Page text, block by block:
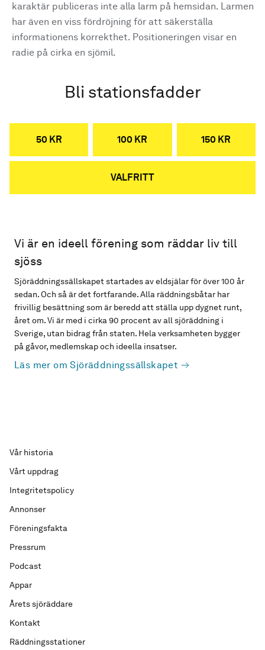
karaktär publiceras inte alla larm på hemsidan. Larmen
har även en viss fördröjning för att säkerställa
informationens korrekthet. Positioneringen visar en
radie på cirka en sjömil.
Bli stationsfadder
50 KR 100 KR 150 KR
VALFRITT
Vi är en ideell förening som räddar liv till
sjöss
Sjöräddningssällskapet startades av eldsjälar för över 100 år
sedan. Och så är det fortfarande. Alla räddningsbåtar har
frivillig besättning som är beredd att ställa upp dygnet runt,
året om. Vi är med i cirka 90 procent av all sjöräddning i
Sverige, utan bidrag från staten. Hela verksamheten bygger
på gåvor, medlemskap och ideella insatser.
Läs mer om Sjöräddningssällskapet
Vår historia
Vårt uppdrag
Integritetspolicy
Annonser
Föreningsfakta
Pressrum
Podcast
Appar
Årets sjöräddare
Kontakt
Räddningsstationer